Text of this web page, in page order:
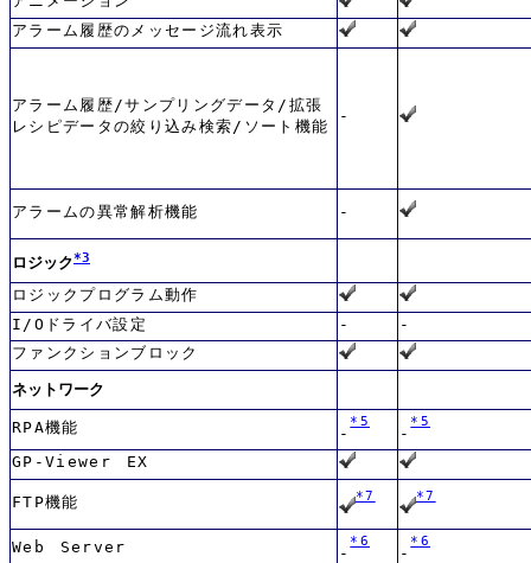
アラーム履歴のメッセージ流れ表示
アラーム履歴/サンプリングデータ/拡張
レシピデータの絞り込み検索/ソート機能
-
アラームの異常解析機能 -
ロジック*3
ロジックプログラム動作
I/Oドライバ設定
-
-
ファンクションブロック
ネットワーク
RPA機能 -
*5
-
*5
GP-Viewer EX
FTP機能 *7 *7
Web Server -
*6
-
*6